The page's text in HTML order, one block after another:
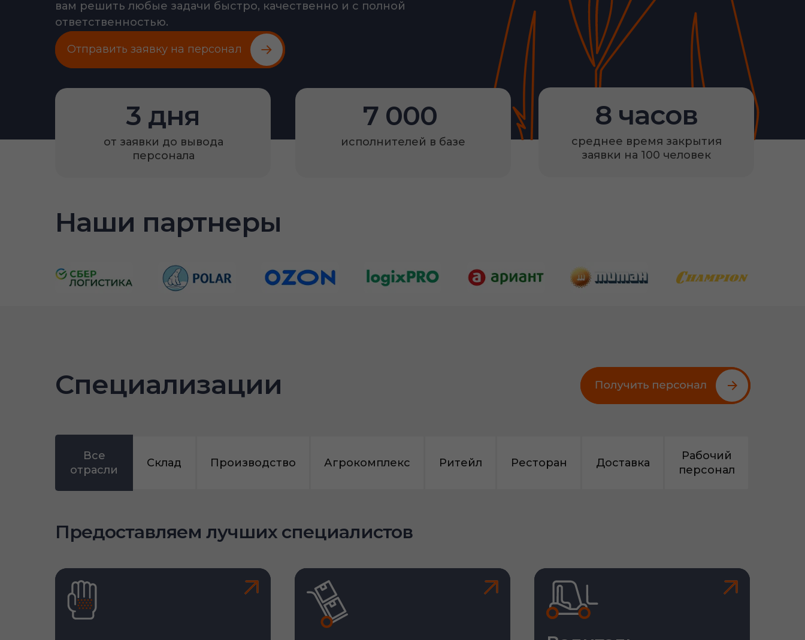
вам решить любые задачи быстро, качественно и с полной
ответственностью.
3 дня
от заявки до вывода
персонала
7 000
исполнителей в базе
8 часов
среднее время закрытия
заявки на 100 человек
Отправить заявку на персонал
Наши партнеры
Специализации
Все
отрасли
Склад Производство Агрокомплекс Ритейл Ресторан Доставка
Рабочий
персонал
Предоставляем лучших специалистов